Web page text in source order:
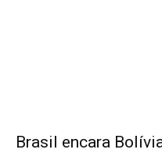
Brasil encara